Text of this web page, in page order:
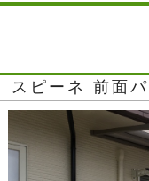
スピーネ 前面